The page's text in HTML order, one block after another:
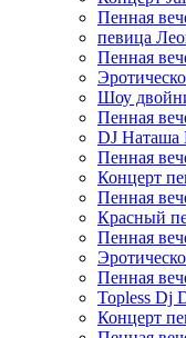
Пенная
певица
Пенная
Шоу
Пенная
DJ Наташа
Пенная
Концерт
Пенная
Красный
Пенная
Пенная
Topless Dj
Концерт